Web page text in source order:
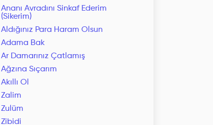
Ananı Avradını Sinkaf Ederim
(Sikerim)
Aldığınız Para Haram Olsun
Adama Bak
Ar Damarınız Çatlamış
Ağzına Sıçarım
Akıllı Ol
Zalim
Zulüm
Zibidi